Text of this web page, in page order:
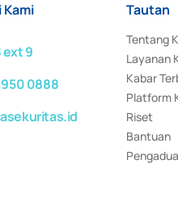
ext 9
0888
Tautan
Tentang
Layanan
Kabar
Platform
Riset
Bantuan